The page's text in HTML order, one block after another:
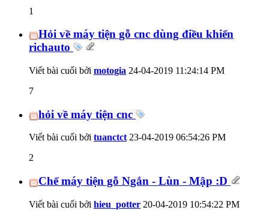
1
Hỏi về máy tiện gỗ cnc dùng điều khiển
richauto
Viết bài cuối bởi motogia 24-04-2019 11:24:14 PM
7
hỏi về máy tiện cnc
Viết bài cuối bởi tuanctct23-04-2019 06:54:26 PM
2
Chế máy tiện gỗ Ngắn - Lùn - Mập :D
Viết bài cuối bởi hieu_potter 20-04-2019 10:54:22 PM